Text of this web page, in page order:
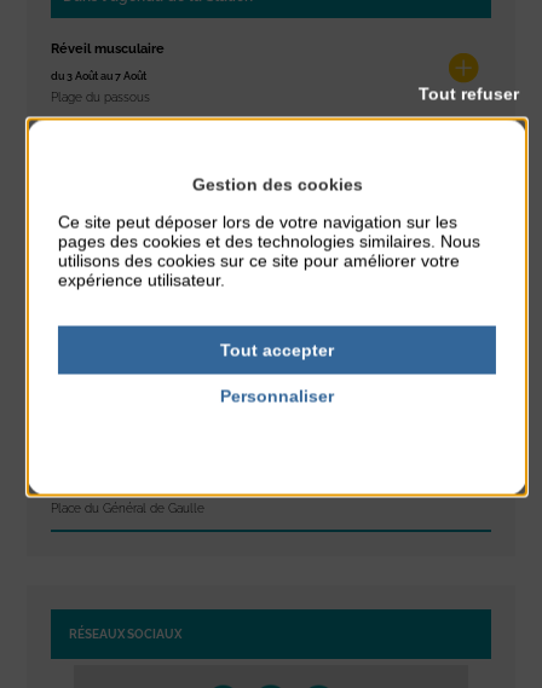
Réveil musculaire
du 3 Août au 7 Août
Plage du passous
Les ateliers d’Isa
du 4 Août au 6 Août
Place du Général de Gaulle
RÉSEAUX SOCIAUX
Gestion des cookies
Ce site peut déposer lors de votre navigation sur les
pages des cookies et des technologies similaires. Nous
utilisons des cookies sur ce site pour améliorer votre
expérience utilisateur.
Tout accepter
Tout refuser
Personnaliser